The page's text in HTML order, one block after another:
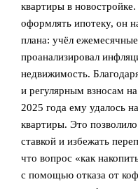
квартиры в
оформлять ипотеку, он
плана: учёл
проанализировал
недвижимость.
и регулярным взносам
2025 года ему удалось
квартиры. Это
ставкой и избежать
что вопрос «как
с помощью отказа от